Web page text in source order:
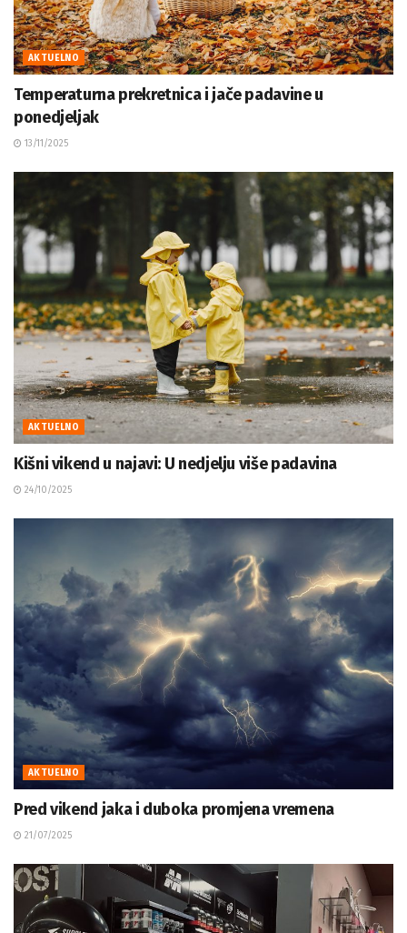
AKTUELNO
Temperaturna prekretnica i jače padavine u
ponedjeljak
13/11/2025
AKTUELNO
Kišni vikend u najavi: U nedjelju više padavina
24/10/2025
AKTUELNO
Pred vikend jaka i duboka promjena vremena
21/07/2025